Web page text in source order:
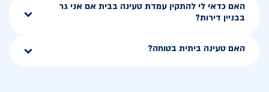
האם כדאי לי להתקין עמדת טעינה בבית אם אני גר
בבניין דירות?
האם טעינה ביתית בטוחה?